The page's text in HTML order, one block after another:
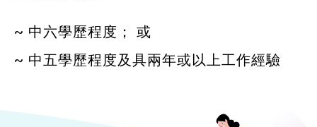
~ 中六學歷程度； 或
~ 中五學歷程度及具兩年或以上工作經驗